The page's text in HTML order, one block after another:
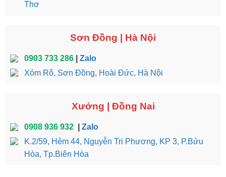
Thơ
Sơn Đồng | Hà Nội
0903 733 286| Zalo
Xóm Rô, Sơn Đồng, Hoài Đức, Hà Nội
Xưởng | Đồng Nai
0908 936 932
Zalo
K.2/59, Hẻm 44, Nguyễn Tri Phương, KP 3, P.Bửu
Hòa, Tp.Biên Hòa